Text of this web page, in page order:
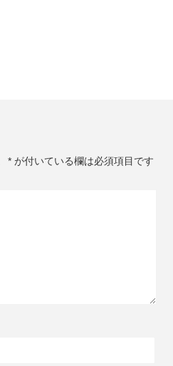
* が付いている欄は必須項目です